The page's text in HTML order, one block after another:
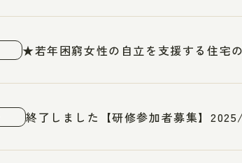
★若年困窮女性の自立を支援する住宅
終了しました【研修参加者募集】